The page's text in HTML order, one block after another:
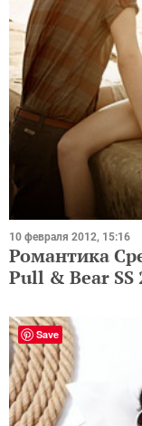
10 февраля 2012, 15:16
Романтика
Pull & Bear SS
Save